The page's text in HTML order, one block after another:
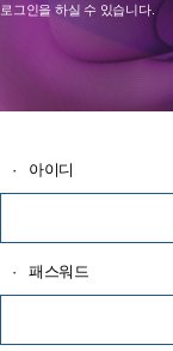
로그인을 하실 수 있습니다.
· 아이디
· 패스워드